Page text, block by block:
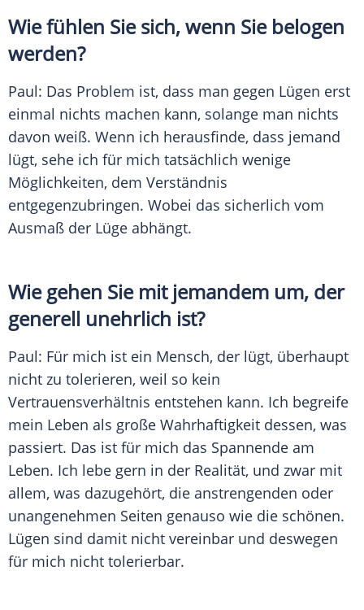
Wie fühlen Sie sich, wenn Sie belogen
werden?
Paul: Das Problem ist, dass man gegen Lügen erst
einmal nichts machen kann, solange man nichts
davon weiß. Wenn ich herausfinde, dass jemand
lügt, sehe ich für mich tatsächlich wenige
Möglichkeiten, dem Verständnis
entgegenzubringen. Wobei das sicherlich vom
Ausmaß der Lüge abhängt.
Wie gehen Sie mit jemandem um, der
generell unehrlich ist?
Paul: Für mich ist ein Mensch, der lügt, überhaupt
nicht zu tolerieren, weil so kein
Vertrauensverhältnis entstehen kann. Ich begreife
mein Leben als große Wahrhaftigkeit dessen, was
passiert. Das ist für mich das Spannende am
Leben. Ich lebe gern in der Realität, und zwar mit
allem, was dazugehört, die anstrengenden oder
unangenehmen Seiten genauso wie die schönen.
Lügen sind damit nicht vereinbar und deswegen
für mich nicht tolerierbar.